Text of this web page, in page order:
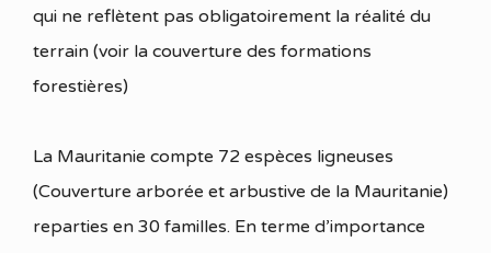
qui ne reflètent pas obligatoirement la réalité du
terrain (voir la couverture des formations
forestières)
La Mauritanie compte 72 espèces ligneuses
(Couverture arborée et arbustive de la Mauritanie)
reparties en 30 familles. En terme d’importance